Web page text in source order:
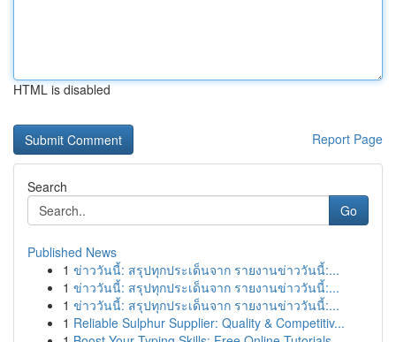
HTML is disabled
Report Page
Search
Go
Published News
1 ข่าววันนี้: สรุปทุกประเด็นจาก รายงานข่าววันนี้:...
1 ข่าววันนี้: สรุปทุกประเด็นจาก รายงานข่าววันนี้:...
1 ข่าววันนี้: สรุปทุกประเด็นจาก รายงานข่าววันนี้:...
1 Reliable Sulphur Supplier: Quality & Competitiv...